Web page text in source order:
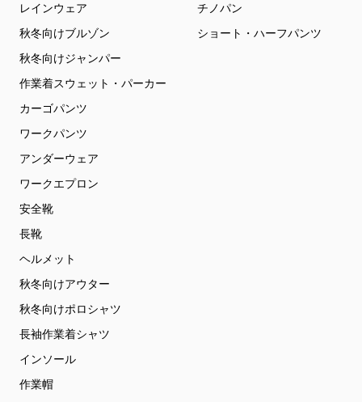
レインウェア
秋冬向けブルゾン
秋冬向けジャンパー
作業着スウェット・パーカー
カーゴパンツ
ワークパンツ
アンダーウェア
ワークエプロン
安全靴
長靴
ヘルメット
秋冬向けアウター
秋冬向けポロシャツ
長袖作業着シャツ
インソール
作業帽
チノパン
ショート・ハーフパンツ